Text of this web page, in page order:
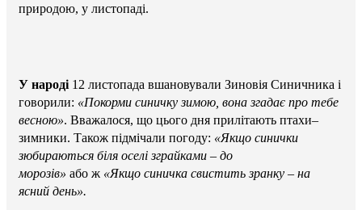
природою, у листопаді.
У народі 12 листопада вшановували Зиновія Синичника і
говорили: «Покорми синичку зимою, вона згадає про тебе
весною». Вважалося, що цього дня прилітають птахи–
зимники. Також підмічали погоду: «Якщо синички
зюбираються біля оселі зграйками – до
морозів» або ж «Якщо синичка свистить зранку – на
ясний день».